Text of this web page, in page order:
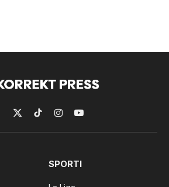
X
(Twitter)
TikTokInstagramYouTube
SPORTI